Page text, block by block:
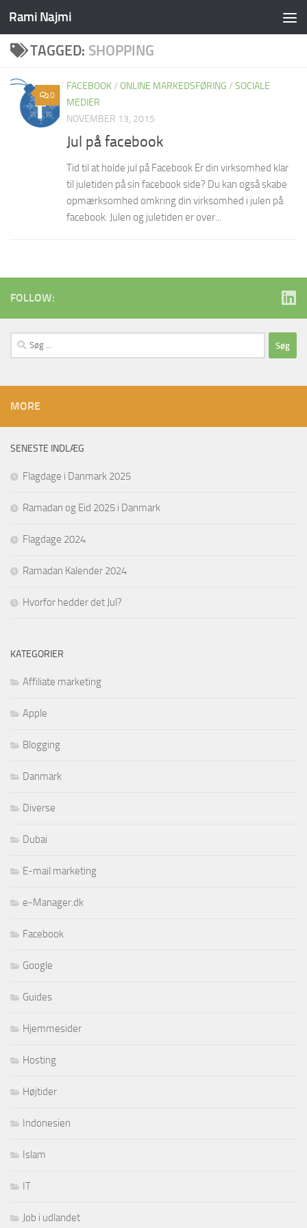
Skip to content
Rami Najmi
TAGGED: SHOPPING
0
FACEBOOK/ ONLINE MARKEDSFØRING / SOCIALE
MEDIER
NOVEMBER 13, 2015
Jul på facebook
Tid til at holde jul på Facebook Er din virksomhed klar
til juletiden på sin facebook side? Du kan også skabe
opmærksomhed omkring din virksomhed i julen på
facebook. Julen og juletiden er over...
FOLLOW:
Søg
efter:
MORE
SENESTE INDLÆG
Flagdage i Danmark 2025
Ramadan og Eid 2025 i Danmark
Flagdage 2024
Ramadan Kalender 2024
Hvorfor hedder det Jul?
KATEGORIER
Affiliate marketing
Apple
Blogging
Danmark
Diverse
Dubai
E-mail marketing
e-Manager.dk
Facebook
Google
Guides
Hjemmesider
Hosting
Højtider
Indonesien
Islam
IT
Job i udlandet